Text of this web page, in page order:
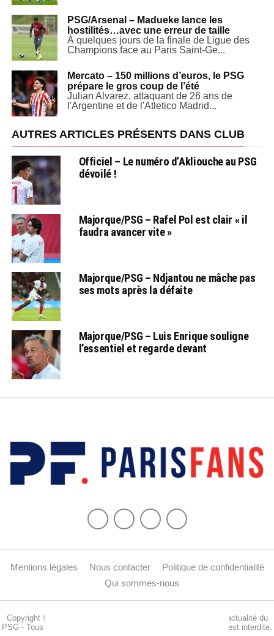
PSG/Arsenal – Madueke lance les
hostilités…avec une erreur de taille
À quelques jours de la finale de Ligue des
Champions face au Paris Saint-Ge...
Mercato – 150 millions d’euros, le PSG
prépare le gros coup de l’été
Julian Alvarez, attaquant de 26 ans de
l'Argentine et de l'Atletico Madrid...
AUTRES ARTICLES PRÉSENTS DANS CLUB
Officiel – Le numéro d’Akliouche au PSG
dévoilé !
Majorque/PSG – Rafel Pol est clair « il
faudra avancer vite »
Majorque/PSG – Ndjantou ne mâche pas
ses mots après la défaite
Majorque/PSG – Luis Enrique souligne
l’essentiel et regarde devant
Mentions légales Nous contacter
Politique de confidentialité
Qui sommes-nous
Copyright © 2015-2024 Parisfans.fr, 1er site amateur dédié à l'actualité du
PSG - Tous les droits sont réservés. La reproduction de ce site est interdite.